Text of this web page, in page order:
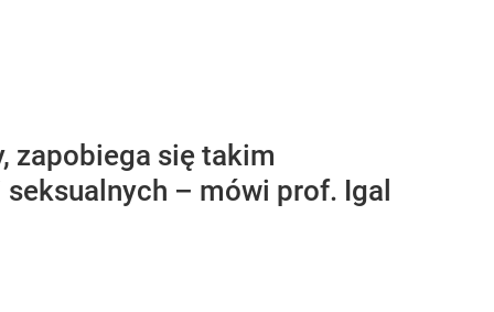
zapobiega się takim
– mówi prof. Igal